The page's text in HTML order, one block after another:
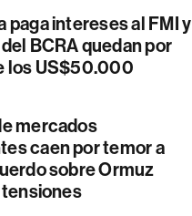
paga intereses al FMI y
BCRA quedan por
los US$50.000
mercados
caen por temor a
sobre Ormuz